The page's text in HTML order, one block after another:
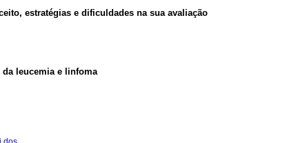
estratégias e dificuldades na sua avaliação
da leucemia e linfoma